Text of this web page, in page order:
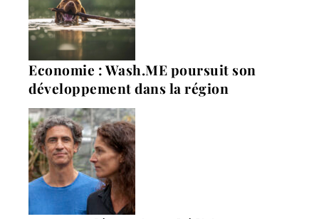
Economie : Wash.ME poursuit son
développement dans la région